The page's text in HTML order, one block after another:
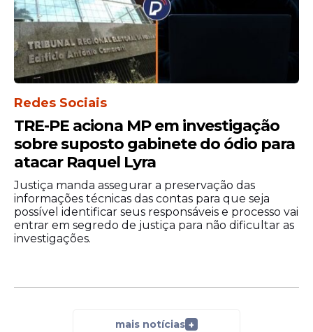
Redes Sociais
TRE-PE aciona MP em investigação
sobre suposto gabinete do ódio para
atacar Raquel Lyra
Justiça manda assegurar a preservação das
informações técnicas das contas para que seja
possível identificar seus responsáveis e processo vai
entrar em segredo de justiça para não dificultar as
investigações.
mais notícias +